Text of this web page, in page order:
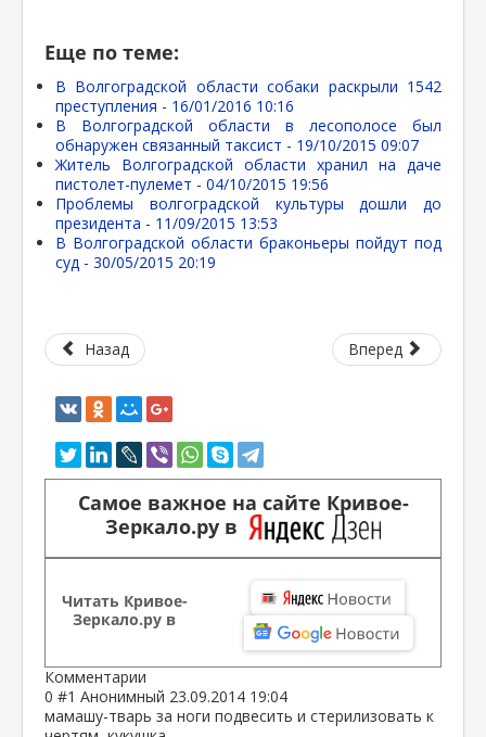
Еще по теме:
В Волгоградской области собаки раскрыли 1542
преступления - 16/01/2016 10:16
В Волгоградской области в лесополосе был
обнаружен связанный таксист - 19/10/2015 09:07
Житель Волгоградской области хранил на даче
пистолет-пулемет - 04/10/2015 19:56
Проблемы волгоградской культуры дошли до
президента - 11/09/2015 13:53
В Волгоградской области браконьеры пойдут под
суд - 30/05/2015 20:19
Назад Вперед
Самое важное на сайте Кривое-
Зеркало.ру в
Читать Кривое-
Зеркало.ру в
Комментарии
0 #1 Анонимный 23.09.2014 19:04
мамашу-тварь за ноги подвесить и стерилизовать к